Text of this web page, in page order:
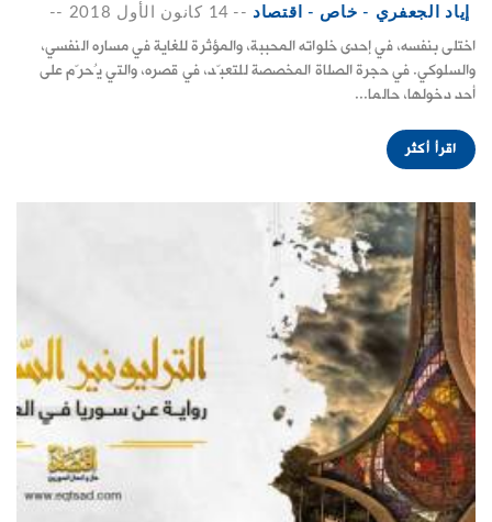
إياد الجعفري - خاص - اقتصاد -- 14 كانون الأول 2018 --
اختلى بنفسه، في إحدى خلواته المحببة، والمؤثرة للغاية في مساره النفسي،
والسلوكي. في حجرة الصلاة المخصصة للتعبّد، في قصره، والتي يُحرّم على
أحد دخولها، حالما...
اقرأ أكثر